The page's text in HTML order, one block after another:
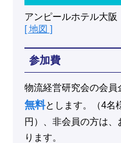
アンピールホテル大
[ 地図 ]
参加費
物流経営研究会の会員
無料とします。（4名
円）、非会員の方は
ります。